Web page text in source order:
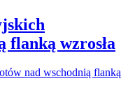
flanką wzrosła